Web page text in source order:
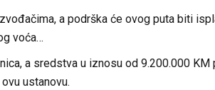
a podrška će ovog puta biti
voća…
a sredstva u iznosu od 9.200.000 KM
ustanovu.